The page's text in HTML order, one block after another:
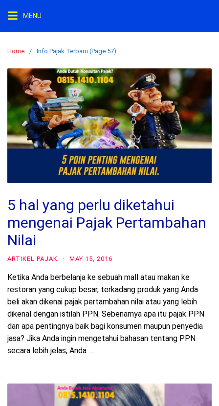
content
MENU
Home Info Pajak Terbaru (Page 57)
5 hal yang perlu diketahui
mengenai Pajak Pertambahan
Nilai
ARTIKEL PAJAK · MAY 15, 2016
Ketika Anda berbelanja ke sebuah mall atau makan ke
restoran yang cukup besar, terkadang produk yang Anda
beli akan dikenai pajak pertambahan nilai atau yang lebih
dikenal dengan istilah PPN. Sebenarnya apa itu pajak PPN
dan apa pentingnya baik bagi konsumen maupun penyedia
jasa? Jika Anda ingin mengetahui bahasan tentang PPN
secara lebih jelas, Anda …